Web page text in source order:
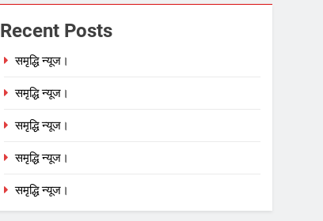
Recent Posts
समृद्धि न्यूज।
समृद्धि न्यूज।
समृद्धि न्यूज।
समृद्धि न्यूज।
समृद्धि न्यूज।